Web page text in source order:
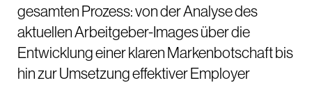
gesamten Prozess: von der Analyse des
aktuellen Arbeitgeber-Images über die
Entwicklung einer klaren Markenbotschaft bis
hin zur Umsetzung effektiver Employer